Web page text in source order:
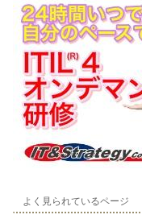
よく見られているページ